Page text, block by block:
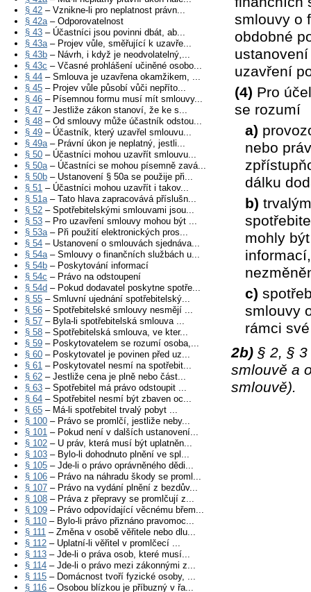
§ 42 – Vznikne-li pro neplatnost právn...
§ 42a– Odporovatelnost
§ 43 – Účastníci jsou povinni dbát, ab...
§ 43a– Projev vůle, směřující k uzavře...
§ 43b – Návrh, i když je neodvolatelný,...
§ 43c – Včasné prohlášení učiněné osobo...
§ 44 – Smlouva je uzavřena okamžikem, ...
§ 45 – Projev vůle působí vůči nepříto...
§ 46 – Písemnou formu musí mít smlouvy...
§ 47 – Jestliže zákon stanoví, že ke s...
§ 48 – Od smlouvy může účastník odstou...
§ 49 – Účastník, který uzavřel smlouvu...
§ 49a– Právní úkon je neplatný, jestli...
§ 50 – Účastníci mohou uzavřít smlouvu...
§ 50a– Účastníci se mohou písemně zavá...
§ 50b – Ustanovení § 50a se použije při...
§ 51 – Účastníci mohou uzavřít i takov...
§ 51a– Tato hlava zapracovává příslušn...
§ 52 – Spotřebitelskými smlouvami jsou...
§ 53 – Pro uzavření smlouvy mohou být ...
§ 53a– Při použití elektronických pros...
§ 54 – Ustanovení o smlouvách sjednáva...
§ 54a– Smlouvy o finančních službách u...
§ 54b – Poskytování informací
§ 54c – Právo na odstoupení
§ 54d – Pokud dodavatel poskytne spotře...
§ 55 – Smluvní ujednání spotřebitelský...
§ 56 – Spotřebitelské smlouvy nesmějí ...
§ 57 – Byla-li spotřebitelská smlouva ...
§ 58 – Spotřebitelská smlouva, ve kter...
§ 59 – Poskytovatelem se rozumí osoba,...
§ 60 – Poskytovatel je povinen před uz...
§ 61 – Poskytovatel nesmí na spotřebit...
§ 62 – Jestliže cena je plně nebo část...
§ 63 – Spotřebitel má právo odstoupit ...
§ 64 – Spotřebitel nesmí být zbaven oc...
§ 65 – Má-li spotřebitel trvalý pobyt ...
§ 100 – Právo se promlčí, jestliže neby...
§ 101 – Pokud není v dalších ustanovení...
§ 102 – U práv, která musí být uplatněn...
§ 103 – Bylo-li dohodnuto plnění ve spl...
§ 105 – Jde-li o právo oprávněného dědi...
§ 106 – Právo na náhradu škody se proml...
§ 107 – Právo na vydání plnění z bezdův...
§ 108 – Práva z přepravy se promlčují z...
§ 109 – Právo odpovídající věcnému břem...
§ 110 – Bylo-li právo přiznáno pravomoc...
§ 111 – Změna v osobě věřitele nebo dlu...
§ 112 – Uplatní-li věřitel v promlčecí ...
§ 113 – Jde-li o práva osob, které musí...
§ 114 – Jde-li o právo mezi zákonnými z...
§ 115 – Domácnost tvoří fyzické osoby, ...
§ 116 – Osobou blízkou je příbuzný v řa...
smlouvy o
obdobné
uzavření
(4) Pro
se rozumí
a)
nebo
dálku
b)
mohly
c)
smlouvy
rámci
2b)§ 2, § 3
smlouvě a
smlouvě).